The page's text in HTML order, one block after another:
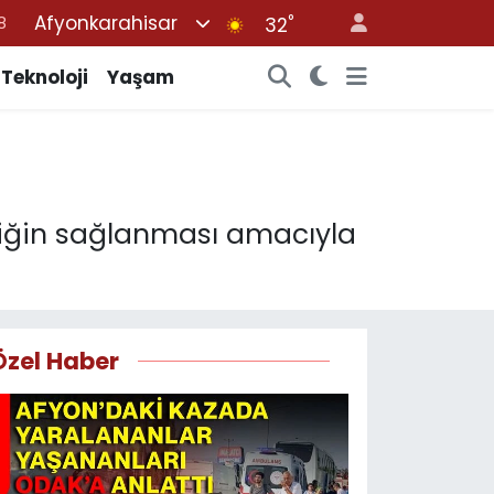
Afyonkarahisar 32°
Teknoloji Yaşam
sağlanması amacıyla
Haber